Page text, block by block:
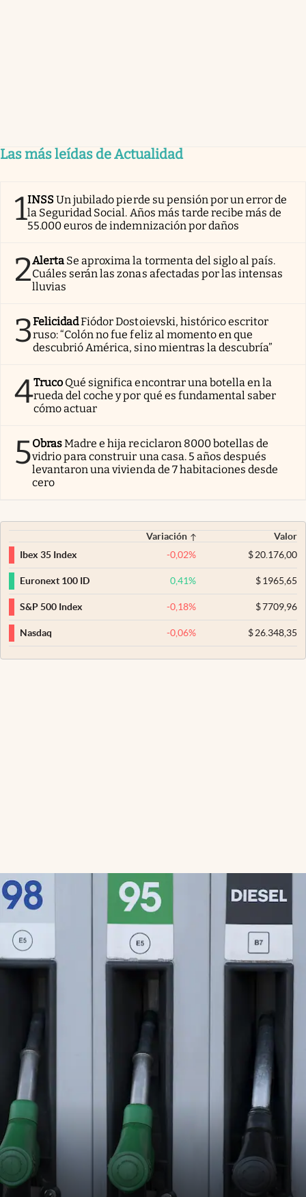
Las más leídas de Actualidad
1INSSUn jubilado pierde su pensión por un error de
la Seguridad Social. Años más tarde recibe más de
55.000 euros de indemnización por daños
2Alerta Se aproxima la tormenta del siglo al país.
Cuáles serán las zonas afectadas por las intensas
lluvias
3FelicidadFiódor Dostoievski, histórico escritor
ruso: “Colón no fue feliz al momento en que
descubrió América, sino mientras la descubría”
4Truco Qué significa encontrar una botella en la
rueda del coche y por qué es fundamental saber
cómo actuar
5ObrasMadre e hija reciclaron 8000 botellas de
vidrio para construir una casa. 5 años después
levantaron una vivienda de 7 habitaciones desde
cero
Variación
Valor
Ibex 35 Index
-0,02% $20.176,00
Euronext 100 ID 0,41% $1965,65
S&P 500 Index -0,18% $7709,96
Nasdaq -0,06% $26.348,35